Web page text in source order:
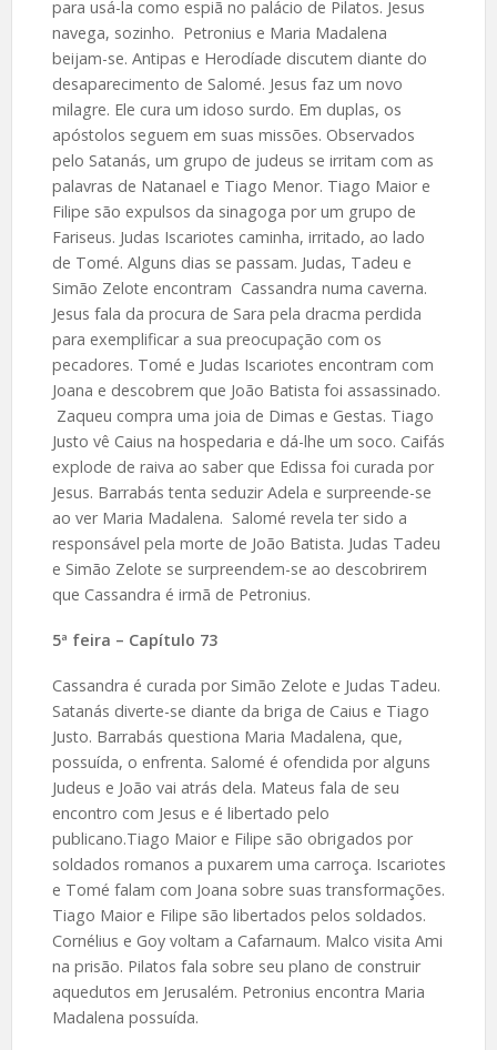
para usá-la como espiã no palácio de Pilatos. Jesus
navega, sozinho. Petronius e Maria Madalena
beijam-se. Antipas e Herodíade discutem diante do
desaparecimento de Salomé. Jesus faz um novo
milagre. Ele cura um idoso surdo. Em duplas, os
apóstolos seguem em suas missões. Observados
pelo Satanás, um grupo de judeus se irritam com as
palavras de Natanael e Tiago Menor. Tiago Maior e
Filipe são expulsos da sinagoga por um grupo de
Fariseus. Judas Iscariotes caminha, irritado, ao lado
de Tomé. Alguns dias se passam. Judas, Tadeu e
Simão Zelote encontram Cassandra numa caverna.
Jesus fala da procura de Sara pela dracma perdida
para exemplificar a sua preocupação com os
pecadores. Tomé e Judas Iscariotes encontram com
Joana e descobrem que João Batista foi assassinado.
Zaqueu compra uma joia de Dimas e Gestas. Tiago
Justo vê Caius na hospedaria e dá-lhe um soco. Caifás
explode de raiva ao saber que Edissa foi curada por
Jesus. Barrabás tenta seduzir Adela e surpreende-se
ao ver Maria Madalena. Salomé revela ter sido a
responsável pela morte de João Batista. Judas Tadeu
e Simão Zelote se surpreendem-se ao descobrirem
que Cassandra é irmã de Petronius.
5ª feira – Capítulo 73
Cassandra é curada por Simão Zelote e Judas Tadeu.
Satanás diverte-se diante da briga de Caius e Tiago
Justo. Barrabás questiona Maria Madalena, que,
possuída, o enfrenta. Salomé é ofendida por alguns
Judeus e João vai atrás dela. Mateus fala de seu
encontro com Jesus e é libertado pelo
publicano.Tiago Maior e Filipe são obrigados por
soldados romanos a puxarem uma carroça. Iscariotes
e Tomé falam com Joana sobre suas transformações.
Tiago Maior e Filipe são libertados pelos soldados.
Cornélius e Goy voltam a Cafarnaum. Malco visita Ami
na prisão. Pilatos fala sobre seu plano de construir
aquedutos em Jerusalém. Petronius encontra Maria
Madalena possuída.